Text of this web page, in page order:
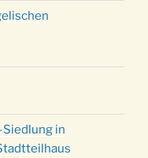
in der Kirche um
der Kirche um
in der Kirche
in der Kirche um
in